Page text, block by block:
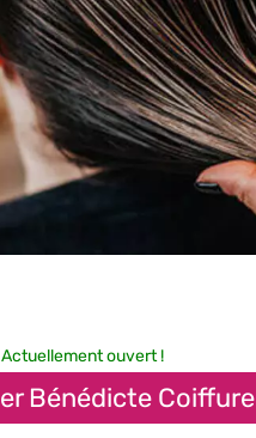
Actuellement ouvert !
Bénédicte Coiffure